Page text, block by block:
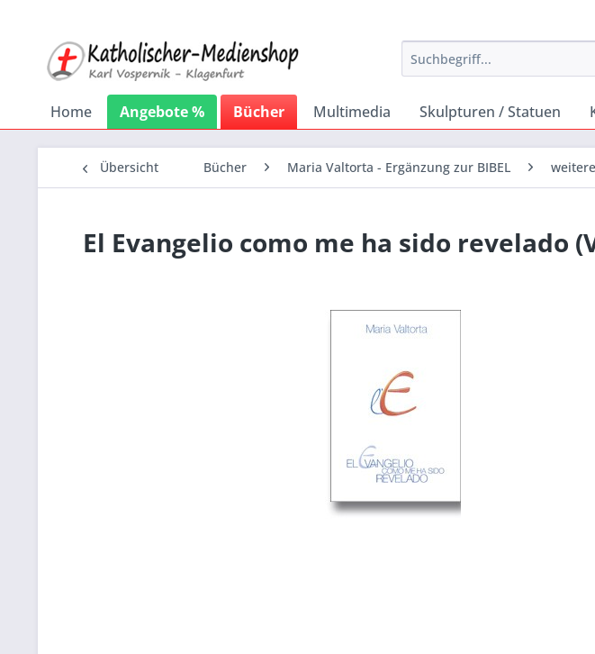
Home Angebote % Bücher Multimedia Skulpturen / Statuen
Übersicht Bücher Maria Valtorta - Ergänzung zur BIBEL
El Evangelio como me ha sido revelado